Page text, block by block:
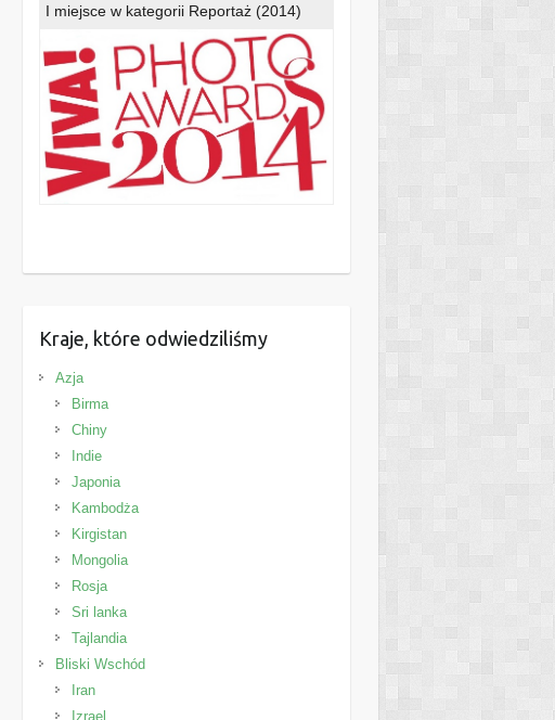
I miejsce w kategorii Reportaż (2014)
Kraje, które odwiedziliśmy
Azja
Birma
Chiny
Indie
Japonia
Kambodża
Kirgistan
Mongolia
Rosja
Sri lanka
Tajlandia
Bliski Wschód
Iran
Izrael